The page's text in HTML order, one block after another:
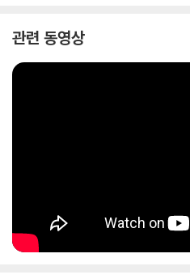
관련 동영상